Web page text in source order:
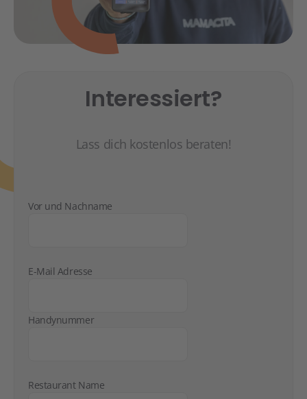
Interessiert?
Lass dich kostenlos beraten!
Vor und Nachname
E-Mail Adresse
Handynummer
Restaurant Name